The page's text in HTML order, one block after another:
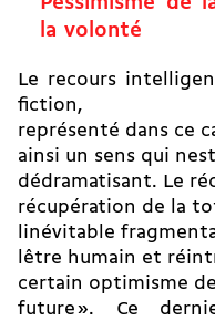
la volonté
Le recours
fiction,
représenté dans ce
ainsi un sens qui
dédramatisant. Le
récupération de la
linévitable
lêtre humain et
certain optimisme
future ». Ce